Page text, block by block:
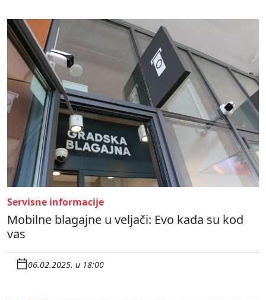
Servisne informacije
Mobilne blagajne u veljači: Evo kada su kod
vas
06.02.2025. u 18:00